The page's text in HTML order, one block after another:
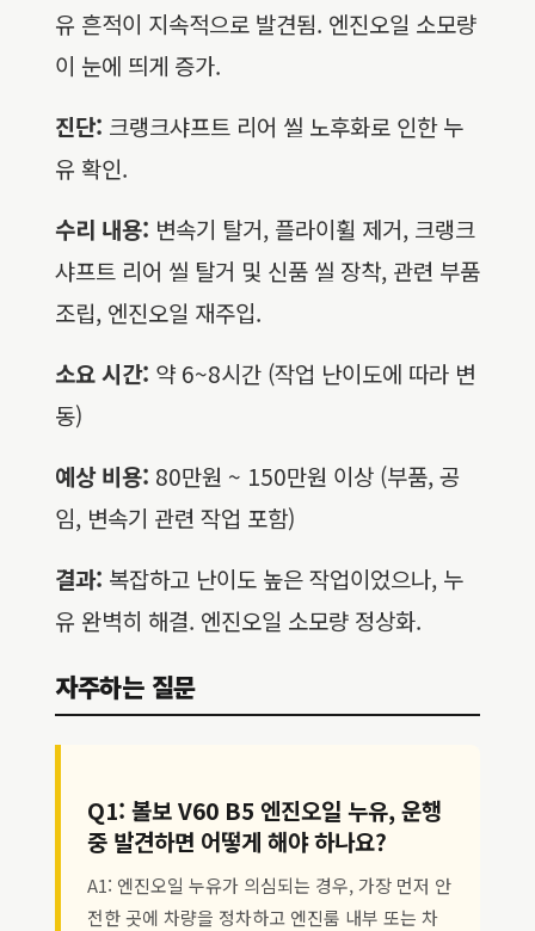
유 흔적이 지속적으로 발견됨. 엔진오일 소모량
이 눈에 띄게 증가.
진단: 크랭크샤프트 리어 씰 노후화로 인한 누
유 확인.
수리 내용: 변속기 탈거, 플라이휠 제거, 크랭크
샤프트 리어 씰 탈거 및 신품 씰 장착, 관련 부품
조립, 엔진오일 재주입.
소요 시간: 약 6~8시간 (작업 난이도에 따라 변
동)
예상 비용: 80만원 ~ 150만원 이상 (부품, 공
임, 변속기 관련 작업 포함)
결과: 복잡하고 난이도 높은 작업이었으나, 누
유 완벽히 해결. 엔진오일 소모량 정상화.
자주하는 질문
Q1: 볼보 V60 B5 엔진오일 누유, 운행
중 발견하면 어떻게 해야 하나요?
A1: 엔진오일 누유가 의심되는 경우, 가장 먼저 안
전한 곳에 차량을 정차하고 엔진룸 내부 또는 차